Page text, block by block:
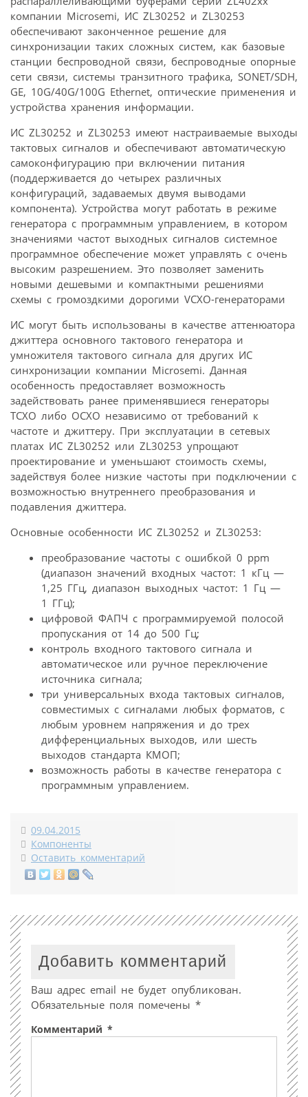
компании Microsemi, ИС ZL30252 и ZL30253
обеспечивают законченное решение для
синхронизации таких сложных систем, как базовые
станции беспроводной связи, беспроводные опорные
сети связи, системы транзитного трафика, SONET/SDH,
GE, 10G/40G/100G Ethernet, оптические применения и
устройства хранения информации.
ИС ZL30252 и ZL30253 имеют настраиваемые выходы
тактовых сигналов и обеспечивают автоматическую
самоконфигурацию при включении питания
(поддерживается до четырех различных
конфигураций, задаваемых двумя выводами
компонента). Устройства могут работать в режиме
генератора с программным управлением, в котором
значениями частот выходных сигналов системное
программное обеспечение может управлять с очень
высоким разрешением. Это позволяет заменить
новыми дешевыми и компактными решениями
схемы с громоздкими дорогими VCXO-генераторами
ИС могут быть использованы в качестве аттенюатора
джиттера основного тактового генератора и
умножителя тактового сигнала для других ИС
синхронизации компании Microsemi. Данная
особенность предоставляет возможность
задействовать ранее применявшиеся генераторы
TCXO либо OCXO независимо от требований к
частоте и джиттеру. При эксплуатации в сетевых
платах ИС ZL30252 или ZL30253 упрощают
проектирование и уменьшают стоимость схемы,
задействуя более низкие частоты при подключении с
возможностью внутреннего преобразования и
подавления джиттера.
Основные особенности ИС ZL30252 и ZL30253:
преобразование частоты с ошибкой 0 ppm
(диапазон значений входных частот: 1 кГц —
1,25 ГГц, диапазон выходных частот: 1 Гц —
1 ГГц);
цифровой ФАПЧ с программируемой полосой
пропускания от 14 до 500 Гц;
контроль входного тактового сигнала и
автоматическое или ручное переключение
источника сигнала;
три универсальных входа тактовых сигналов,
совместимых с сигналами любых форматов, с
любым уровнем напряжения и до трех
дифференциальных выходов, или шесть
выходов стандарта КМОП;
возможность работы в качестве генератора с
программным управлением.
09.04.2015
Компоненты
Оставить комментарий
Добавить комментарий
Ваш адрес email не будет опубликован.
Обязательные поля помечены *
Комментарий *